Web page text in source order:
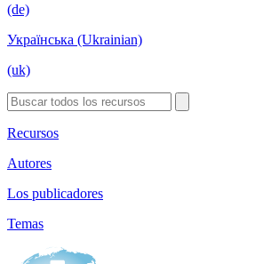
(de)
Українська (Ukrainian)
(uk)
Recursos
Autores
Los publicadores
Temas